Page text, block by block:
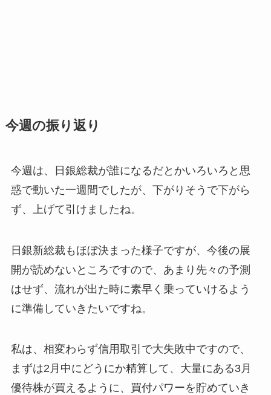
今週の振り返り
今週は、日銀総裁が誰になるだとかいろいろと思
惑で動いた一週間でしたが、下がりそうで下がら
ず、上げて引けましたね。
日銀新総裁もほぼ決まった様子ですが、今後の展
開が読めないところですので、あまり先々の予測
はせず、流れが出た時に素早く乗っていけるよう
に準備していきたいですね。
私は、相変わらず信用取引で大失敗中ですので、
まずは2月中にどうにか精算して、大量にある3月
優待株が買えるように、買付パワーを貯めていき